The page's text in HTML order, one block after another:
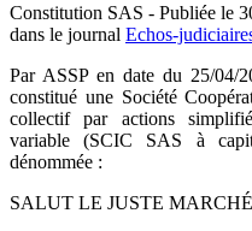
Constitution SAS - Publiée le
dans le journal Echos-
Par ASSP en date du 25/04/
constitué une Société
collectif par actions
variable (SCIC SAS à
dénommée :
SALUT LE JUSTE MARCHÉ